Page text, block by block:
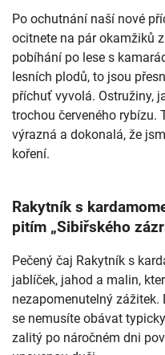
Po ochutnání naší nové
ocitnete na pár okamžiků
pobíhání po lese s
lesních plodů, to jsou
příchuť vyvolá. Ostružiny,
trochou červeného rybízu.
výrazná a dokonalá, že
koření.
Rakytník s
pitím „Sibiřského
Pečený čaj Rakytník s
jablíček, jahod a malin,
nezapomenutelný
se nemusíte obávat
zalitý po náročném dni